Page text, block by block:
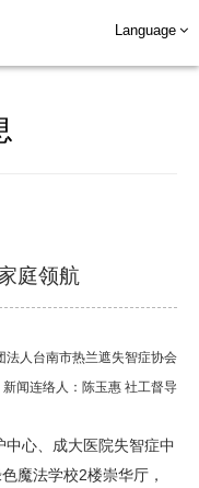
Language
庭领航
法人台南市热兰遮失智症协会
新闻连络人：陈玉惠 社工督导
心、成大医院失智症中
魔法学校2楼崇华厅，